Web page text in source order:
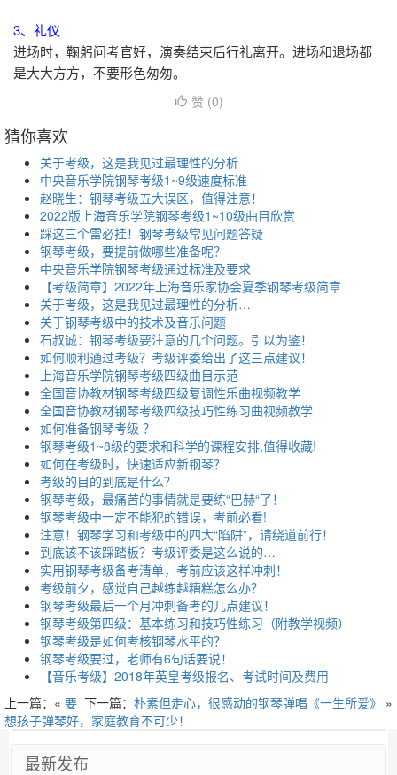
3、礼仪
进场时，鞠躬问考官好，演奏结束后行礼离开。进场和退场都
是大大方方，不要形色匆匆。
赞 (0)
猜你喜欢
关于考级，这是我见过最理性的分析
中央音乐学院钢琴考级1~9级速度标准
赵晓生：钢琴考级五大误区，值得注意！
2022版上海音乐学院钢琴考级1~10级曲目欣赏
踩这三个雷必挂！钢琴考级常见问题答疑
钢琴考级，要提前做哪些准备呢？
中央音乐学院钢琴考级通过标准及要求
【考级简章】2022年上海音乐家协会夏季钢琴考级简章
关于考级，这是我见过最理性的分析…
关于钢琴考级中的技术及音乐问题
石叔诚：钢琴考级要注意的几个问题。引以为鉴！
如何顺利通过考级？考级评委给出了这三点建议！
上海音乐学院钢琴考级四级曲目示范
全国音协教材钢琴考级四级复调性乐曲视频教学
全国音协教材钢琴考级四级技巧性练习曲视频教学
​如何准备钢琴考级 ？
钢琴考级1~8级的要求和科学的课程安排,值得收藏!
如何在考级时，快速适应新钢琴？
考级的目的到底是什么？
钢琴考级，最痛苦的事情就是要练“巴赫“了！
钢琴考级中一定不能犯的错误，考前必看!
注意！钢琴学习和考级中的四大“陷阱”，请绕道前行！
到底该不该踩踏板？考级评委是这么说的…
实用钢琴考级备考清单，考前应该这样冲刺！
考级前夕，感觉自己越练越糟糕怎么办？
钢琴考级最后一个月冲刺备考的几点建议！
钢琴考级第四级：基本练习和技巧性练习（附教学视频）
钢琴考级是如何考核钢琴水平的？
钢琴考级要过，老师有6句话要说！
【音乐考级】2018年英皇考级报名、考试时间及费用
下一篇： 朴素但走心，很感动的钢琴弹唱《一生所爱》 »
上一篇：« 要
想孩子弹琴好，家庭教育不可少！
最新发布